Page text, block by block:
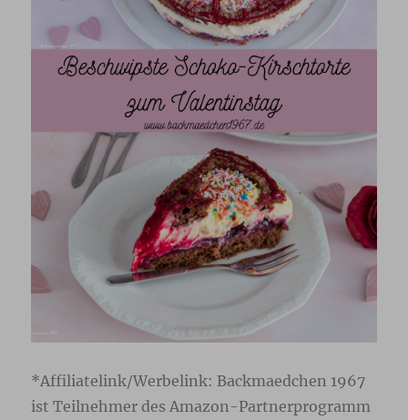
*Affiliatelink/Werbelink: Backmaedchen 1967
ist Teilnehmer des Amazon-Partnerprogramm